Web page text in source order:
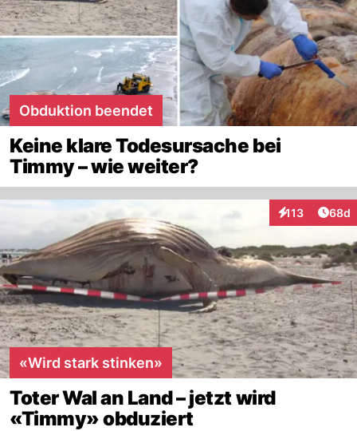
Obduktion beendet
Keine klare Todesursache bei
Timmy – wie weiter?
113
Interaktionen
68d
«Wird stark stinken»
Toter Wal an Land – jetzt wird
«Timmy» obduziert